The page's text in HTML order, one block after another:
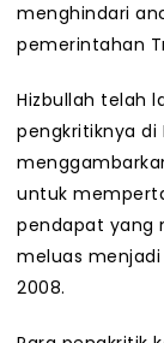
menghindari
pemerintahan
Hizbullah telah
pengkritiknya
untuk
pendapat yang
meluas
2008.